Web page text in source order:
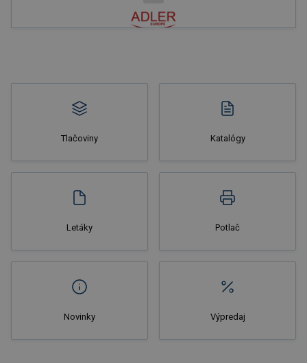
Tlačoviny Katalógy
Letáky Potlač
Novinky Výpredaj